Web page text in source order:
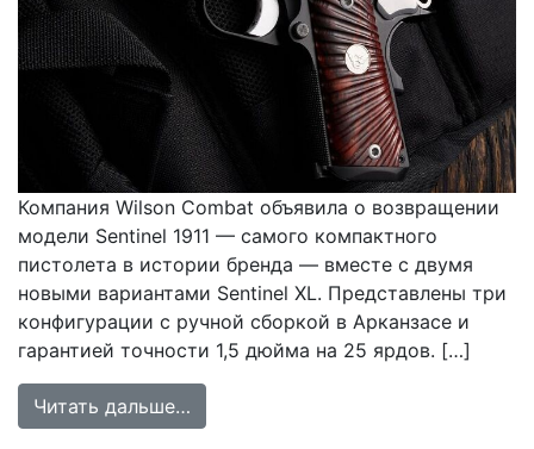
Компания Wilson Combat объявила о возвращении
модели Sentinel 1911 — самого компактного
пистолета в истории бренда — вместе с двумя
новыми вариантами Sentinel XL. Представлены три
конфигурации с ручной сборкой в Арканзасе и
гарантией точности 1,5 дюйма на 25 ярдов. […]
Читать дальше…